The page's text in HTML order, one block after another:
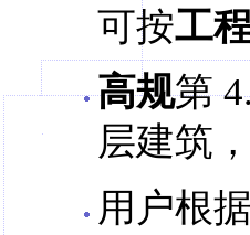
可按工
高规第
层建筑
用户根